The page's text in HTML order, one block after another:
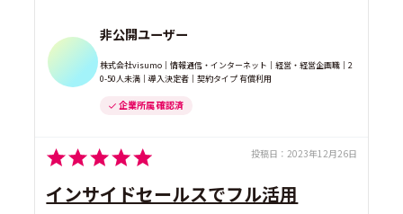
非公開ユーザー
株式会社visumo｜情報通信・インターネット｜経営・経営企画職｜2
0-50人未満｜導入決定者｜契約タイプ 有償利用
企業所属 確認済
投稿日： 2023年12月26日
インサイドセールスでフル活用